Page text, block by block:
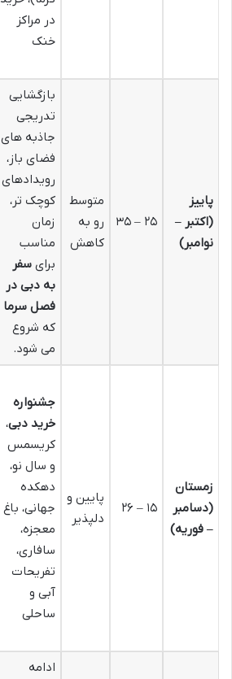
در مراکز
خنک
پاییز
(اکتبر –
نوامبر)
۲۵ – ۳۵
متوسط
رو به
کاهش
بازگشایی
تدریجی
جاذبه های
فضای باز،
رویدادهای
کوچک تر،
زمان
مناسب
برای سفر
به دبی در
فصل سرما
که شروع
می شود.
زمستان
(دسامبر
– فوریه)
۱۵ – ۲۶
پایین و
دلپذیر
جشنواره
خرید دبی،
کریسمس
و سال نو،
دهکده
جهانی، باغ
معجزه،
سافاری،
تفریحات
آبی و
ساحلی
ادامه